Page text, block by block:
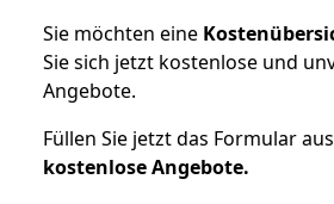
Sie möchten eine
Sie sich jetzt kostenlose und
Angebote.
Füllen Sie jetzt das Formular
kostenloseAngebote.